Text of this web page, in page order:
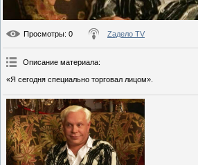
Просмотры: 0 Zадело TV
Описание материала:
«Я сегодня специально торговал лицом».